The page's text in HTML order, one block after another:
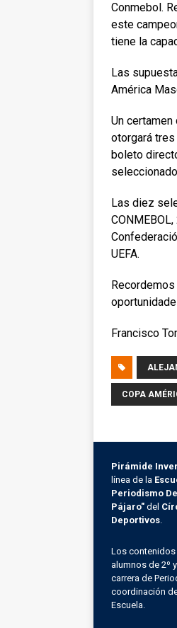
Conmebol.
este
tiene la
Las
América
Un
otorgará
boleto
Las diez
UEFA.
Francisco
COPA
Pirámide
línea de la
Periodismo
Pájaro" del
Deportivos.
Los
alumnos de 2º
carrera de
coordinación
Escuela.